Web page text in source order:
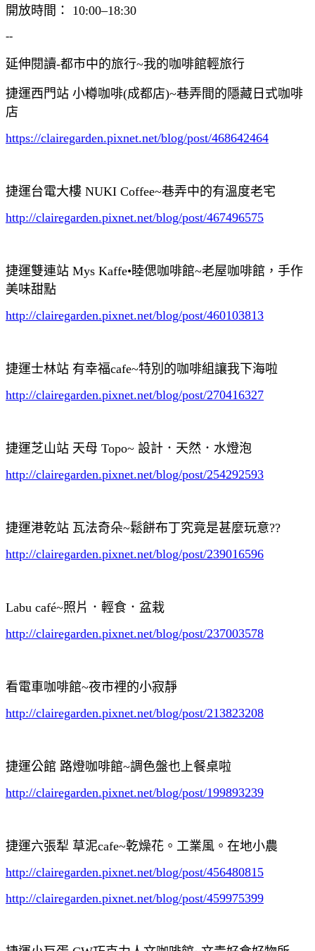
開放時間： 10:00–18:30
--
延伸閱讀-都市中的旅行~我的咖啡館輕旅行
捷運西門站 小樽咖啡(成都店)~巷弄間的隱藏日式咖啡
店
https://clairegarden.pixnet.net/blog/post/468642464
捷運台電大樓 NUKI Coffee~巷弄中的有溫度老宅
http://clairegarden.pixnet.net/blog/post/467496575
捷運雙連站 Mys Kaffe•睦偲咖啡館~老屋咖啡館，手作
美味甜點
http://clairegarden.pixnet.net/blog/post/460103813
捷運士林站 有幸福cafe~特別的咖啡組讓我下海啦
http://clairegarden.pixnet.net/blog/post/270416327
捷運芝山站 天母 Topo~ 設計．天然．水燈泡
http://clairegarden.pixnet.net/blog/post/254292593
捷運港乾站 瓦法奇朵~鬆餅布丁究竟是甚麼玩意??
http://clairegarden.pixnet.net/blog/post/239016596
Labu café~照片．輕食．盆栽
http://clairegarden.pixnet.net/blog/post/237003578
看電車咖啡館~夜市裡的小寂靜
http://clairegarden.pixnet.net/blog/post/213823208
捷運公館 路燈咖啡館~調色盤也上餐桌啦
http://clairegarden.pixnet.net/blog/post/199893239
捷運六張犁 草泥cafe~乾燥花。工業風。在地小農
http://clairegarden.pixnet.net/blog/post/456480815
http://clairegarden.pixnet.net/blog/post/459975399